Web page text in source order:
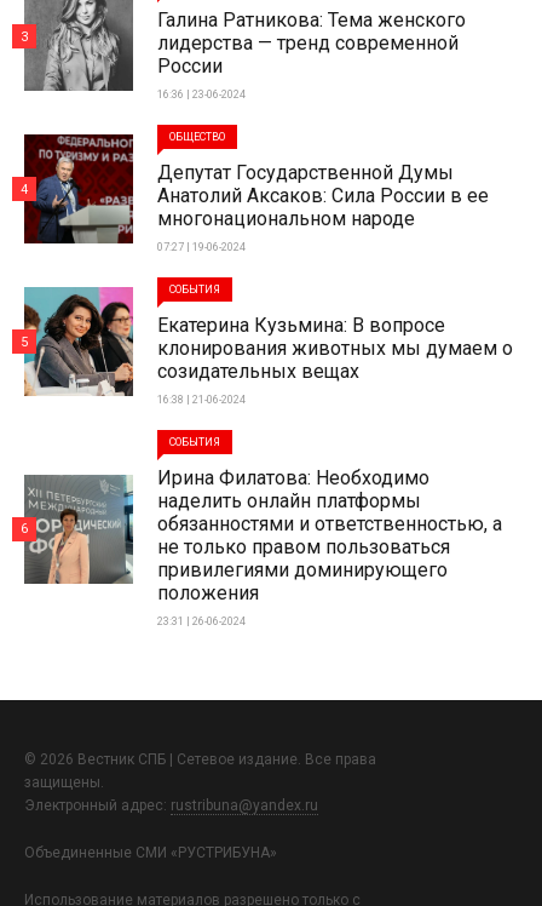
Галина Ратникова: Тема женского
лидерства — тренд современной
России
16:36 | 23-06-2024
3
ОБЩЕСТВО
Депутат Государственной Думы
Анатолий Аксаков: Сила России в ее
многонациональном народе
07:27 | 19-06-2024
4
СОБЫТИЯ
Екатерина Кузьмина: В вопросе
клонирования животных мы думаем о
созидательных вещах
16:38 | 21-06-2024
5
СОБЫТИЯ
Ирина Филатова: Необходимо
наделить онлайн платформы
обязанностями и ответственностью, а
не только правом пользоваться
привилегиями доминирующего
положения
23:31 | 26-06-2024
6
© 2026 Вестник СПБ | Сетевое издание. Все права
защищены.
Электронный адрес: rustribuna@yandex.ru
Объединенные СМИ «РУСТРИБУНА»
Использование материалов разрешено только с